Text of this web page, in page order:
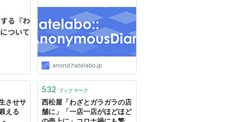
anond.hatelabo.jp
させサ
える
532 ブックマーク
西松屋「わざとガラガラの店
舗に」「一店一店がほどほど